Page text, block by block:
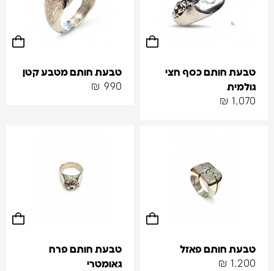
טבעת חותם כסף חצי
גולמית
₪ 1,070
טבעת חותם מטבע קטן
₪ 990
טבעת חותם פאזל
₪ 1,200
טבעת חותם פרח
גאומטרי